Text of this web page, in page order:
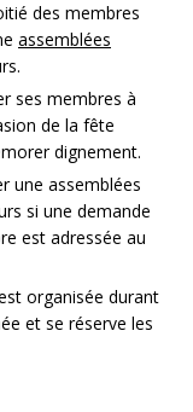
des membres
assemblées
ses membres à
de la fête
dignement.
une assemblées
si une demande
est adressée au
organisée durant
et se réserve les